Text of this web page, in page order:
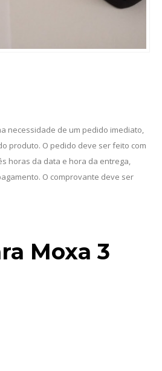
necessidade de um pedido imediato,
produto. O pedido deve ser feito com
horas da data e hora da entrega,
O comprovante deve ser
Moxa 3